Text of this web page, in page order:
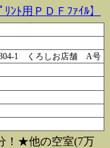
ﾟﾘﾝﾄ用ＰＤＦﾌｧｲﾙ】
1 くろしお店舗 A号
！★他の空室(7万